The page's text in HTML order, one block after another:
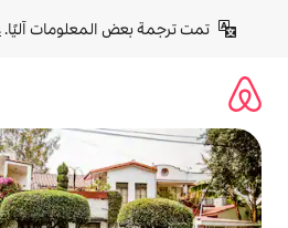
آليًا. عرض النص باللغة الأصلية